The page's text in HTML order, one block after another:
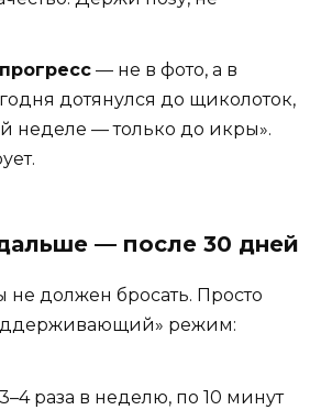
— не в фото, а в
дотянулся до щиколоток,
неделе — только до икры».
— после 30 дней
не должен бросать. Просто
режим:
раза в неделю, по 10 минут